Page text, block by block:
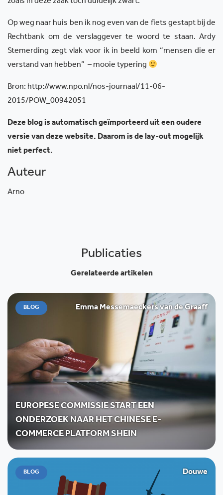
Op weg naar huis ben ik nog even van de fiets gestapt bij de
Rechtbank om de verslaggever te woord te staan. Ardy
Stemerding zegt vlak voor ik in beeld kom “mensen die er
verstand van hebben” – mooie typering
Bron: http://www.npo.nl/nos-journaal/11-06-
2015/POW_00942051
Deze blog is automatisch geïmporteerd uit een oudere
versie van deze website. Daarom is de lay-out mogelijk
niet perfect.
Auteur
Arno
Publicaties
Gerelateerde artikelen
BLOG Emma Messemaeckers van de Graaff
EUROPESE COMMISSIE START EEN
ONDERZOEK NAAR HET CHINESE E-
COMMERCE PLATFORM SHEIN
BLOG Douwe